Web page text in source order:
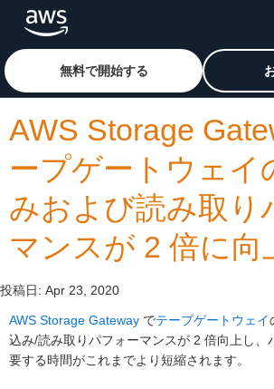
メインコンテンツに移動
アマゾン ウェブ サービスのホー
無料で開始する
AWS Storage
ープゲートウェイ
みおよび読み取り
マンスが 2 倍に向
投稿日: Apr 23, 2020
AWS Storage Gateway でテープゲートウェイ
込み/読み取りパフォーマンスが 2 倍向上し、
要する時間がこれまでより短縮されます。